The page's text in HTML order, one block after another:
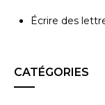
Écrire des
CATÉGORIES